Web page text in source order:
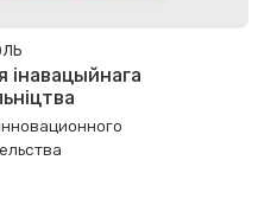
інавацыйнага